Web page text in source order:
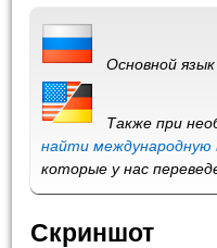
Основной
Также при
найти международную
которые у нас
Скриншот